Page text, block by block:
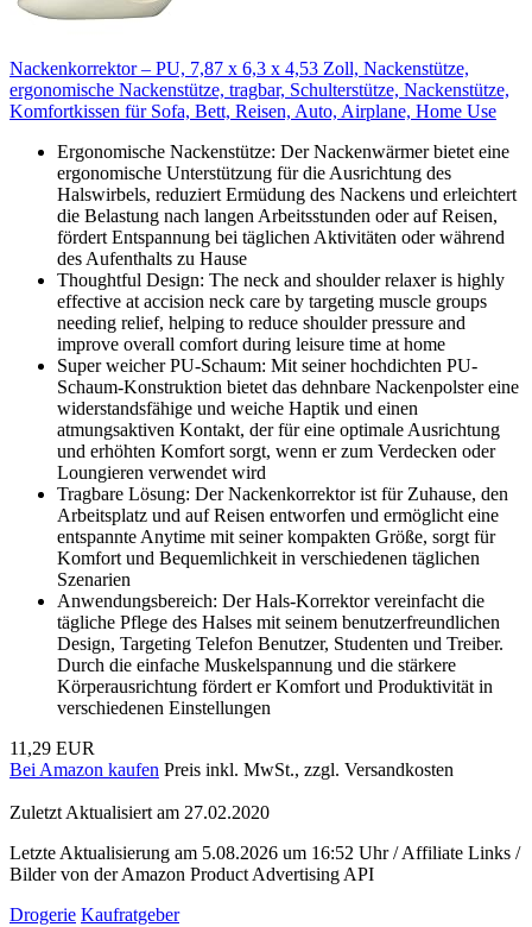
Nackenkorrektor – PU, 7,87 x 6,3 x 4,53 Zoll, Nackenstütze,
ergonomische Nackenstütze, tragbar, Schulterstütze, Nackenstütze,
Komfortkissen für Sofa, Bett, Reisen, Auto, Airplane, Home Use
Ergonomische Nackenstütze: Der Nackenwärmer bietet eine
ergonomische Unterstützung für die Ausrichtung des
Halswirbels, reduziert Ermüdung des Nackens und erleichtert
die Belastung nach langen Arbeitsstunden oder auf Reisen,
fördert Entspannung bei täglichen Aktivitäten oder während
des Aufenthalts zu Hause
Thoughtful Design: The neck and shoulder relaxer is highly
effective at accision neck care by targeting muscle groups
needing relief, helping to reduce shoulder pressure and
improve overall comfort during leisure time at home
Super weicher PU-Schaum: Mit seiner hochdichten PU-
Schaum-Konstruktion bietet das dehnbare Nackenpolster eine
widerstandsfähige und weiche Haptik und einen
atmungsaktiven Kontakt, der für eine optimale Ausrichtung
und erhöhten Komfort sorgt, wenn er zum Verdecken oder
Loungieren verwendet wird
Tragbare Lösung: Der Nackenkorrektor ist für Zuhause, den
Arbeitsplatz und auf Reisen entworfen und ermöglicht eine
entspannte Anytime mit seiner kompakten Größe, sorgt für
Komfort und Bequemlichkeit in verschiedenen täglichen
Szenarien
Anwendungsbereich: Der Hals-Korrektor vereinfacht die
tägliche Pflege des Halses mit seinem benutzerfreundlichen
Design, Targeting Telefon Benutzer, Studenten und Treiber.
Durch die einfache Muskelspannung und die stärkere
Körperausrichtung fördert er Komfort und Produktivität in
verschiedenen Einstellungen
11,29 EUR
Bei Amazon kaufen Preis inkl. MwSt., zzgl. Versandkosten
Zuletzt Aktualisiert am 27.02.2020
Letzte Aktualisierung am 5.08.2026 um 16:52 Uhr / Affiliate Links /
Bilder von der Amazon Product Advertising API
Drogerie Kaufratgeber